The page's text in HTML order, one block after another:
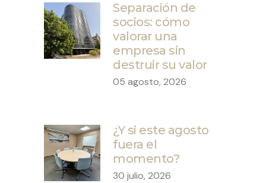
Separación de
socios: cómo
valorar una
empresa sin
destruir su valor
05 agosto, 2026
¿Y si este agosto
fuera el
momento?
30 julio, 2026